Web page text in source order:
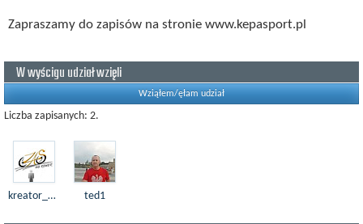
Zapraszamy do zapisów na stronie www.kepasport.pl
W wyścigu udział wzięli
Wziąłem/ęłam udział
Liczba zapisanych: 2.
kreator__1976 ted1